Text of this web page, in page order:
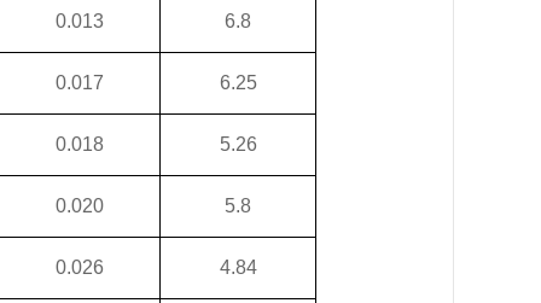
0.013 6.8
0.017 6.25
0.018 5.26
0.020 5.8
0.026 4.84